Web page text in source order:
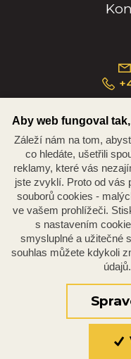
Náměstí
Aby web fungoval
Záleží nám na tom,
co hledáte, ušetřili
reklamy, které vás
jste zvyklí. Proto od vás
souborů cookies -
ve vašem prohlížeči.
s nastavením
smysluplné a užitečné
souhlas můžete kdykoli
údajů.